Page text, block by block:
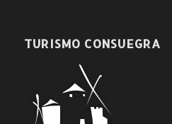
TURISMO CONSUEGRA